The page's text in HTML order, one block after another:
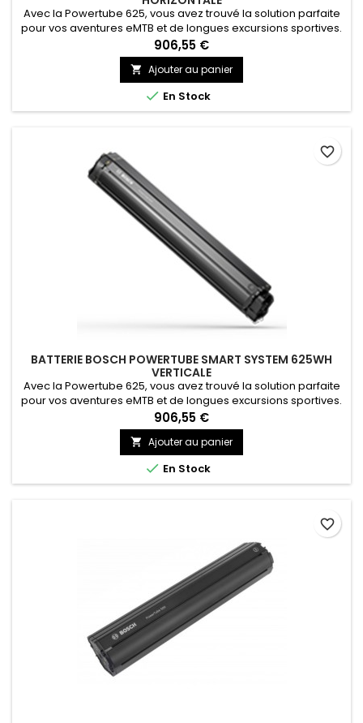
Avec la Powertube 625, vous avez trouvé la solution parfaite
pour vos aventures eMTB et de longues excursions sportives.
906,55 €
 Ajouter au panier
 En Stock
BATTERIE BOSCH POWERTUBE SMART SYSTEM 625WH
VERTICALE
Avec la Powertube 625, vous avez trouvé la solution parfaite
pour vos aventures eMTB et de longues excursions sportives.
906,55 €
 Ajouter au panier
 En Stock
favorite_border
favorite_border